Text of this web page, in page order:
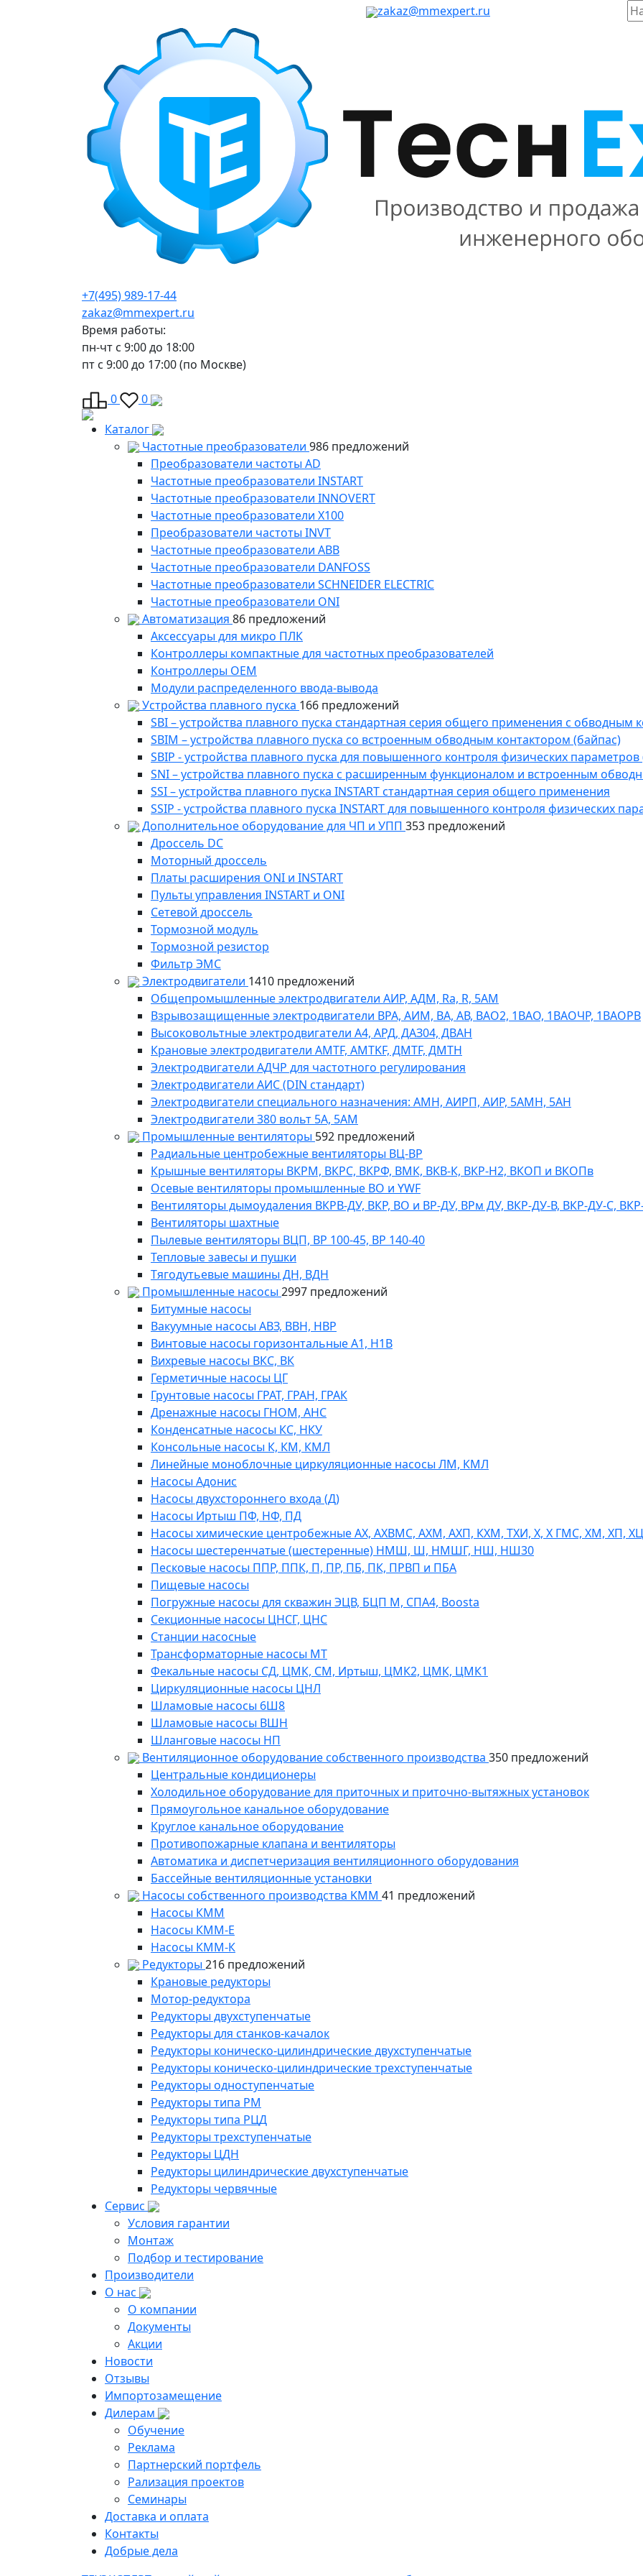
zakaz@mmexpert.ru
+7(495) 989-17-44
zakaz@mmexpert.ru
Время работы:
пн-чт с 9:00 до 18:00
пт с 9:00 до 17:00 (по Москве)
0
0
Каталог
Частотные преобразователи 986 предложений
Преобразователи частоты AD
Частотные преобразователи INSTART
Частотные преобразователи INNOVERT
Частотные преобразователи Х100
Преобразователи частоты INVT
Частотные преобразователи ABB
Частотные преобразователи DANFOSS
Частотные преобразователи SCHNEIDER ELECTRIC
Частотные преобразователи ONI
Автоматизация 86 предложений
Аксессуары для микро ПЛК
Контроллеры компактные для частотных преобразователей
Контроллеры ОЕМ
Модули распределенного ввода-вывода
Устройства плавного пуска 166 предложений
SBI – устройства плавного пуска стандартная серия общего применения с обводным
SBIM – устройства плавного пуска со встроенным обводным контактором (байпас)
SBIP - устройства плавного пуска для повышенного контроля физических
SNI – устройства плавного пуска с расширенным функционалом и встроенным
SSI – устройства плавного пуска INSTART стандартная серия общего применения
SSIP - устройства плавного пуска INSTART для повышенного контроля физических
Дополнительное оборудование для ЧП и УПП 353 предложений
Дроссель DC
Моторный дроссель
Платы расширения ONI и INSTART
Пульты управления INSTART и ONI
Сетевой дроссель
Тормозной модуль
Тормозной резистор
Фильтр ЭМС
Электродвигатели 1410 предложений
Общепромышленные электродвигатели АИР, АДМ, Ra, R, 5AM
Взрывозащищенные электродвигатели ВРА, АИМ, ВА, АВ, ВАO2, 1ВАО, 1ВАОЧР, 1ВАОРВ
Высоковольтные электродвигатели A4, АРД, ДАЗ04, ДВАН
Крановые электродвигатели AMTF, AMTKF, ДMTF, ДМТН
Электродвигатели АДЧР для частотного регулирования
Электродвигатели АИС (DIN стандарт)
Электродвигатели специального назначения: АМН, АИРП, АИР, 5АМН, 5АН
Электродвигатели 380 вольт 5А, 5АМ
Промышленные вентиляторы 592 предложений
Радиальные центробежные вентиляторы ВЦ-ВР
Крышные вентиляторы ВКРМ, ВКРС, ВКРФ, ВМК, ВКВ-К, ВКР-Н2, ВКОП и ВКОПв
Осевые вентиляторы промышленные ВО и YWF
Вентиляторы дымоудаления ВКРВ-ДУ, ВКР, ВО и ВР-ДУ, ВРм ДУ, ВКР-ДУ-В, ВКР-ДУ-С,
Вентиляторы шахтные
Пылевые вентиляторы ВЦП, ВР 100-45, ВР 140-40
Тепловые завесы и пушки
Тягодутьевые машины ДН, ВДН
Промышленные насосы 2997 предложений
Битумные насосы
Вакуумные насосы АВЗ, ВВН, НВР
Винтовые насосы горизонтальные А1, Н1В
Вихревые насосы ВКС, ВК
Герметичные насосы ЦГ
Грунтовые насосы ГРАТ, ГРАН, ГРАК
Дренажные насосы ГНОМ, АНС
Конденсатные насосы КС, НКУ
Консольные насосы К, КМ, КМЛ
Линейные моноблочные циркуляционные насосы ЛМ, КМЛ
Насосы Адонис
Насосы двухстороннего входа (Д)
Насосы Иртыш ПФ, НФ, ПД
Насосы химические центробежные АХ, АХВМС, АХМ, АХП, КХМ, ТХИ, Х, Х ГМС, ХМ, ХП,
Насосы шестеренчатые (шестеренные) НМШ, Ш, НМШГ, НШ, НШ30
Песковые насосы ППР, ППК, П, ПР, ПБ, ПК, ПРВП и ПБА
Пищевые насосы
Погружные насосы для скважин ЭЦВ, БЦП М, СПА4, Boosta
Секционные насосы ЦНСГ, ЦНС
Станции насосные
Трансформаторные насосы МТ
Фекальные насосы СД, ЦМК, СМ, Иртыш, ЦМК2, ЦМК, ЦМК1
Циркуляционные насосы ЦНЛ
Шламовые насосы 6Ш8
Шламовые насосы ВШН
Шланговые насосы НП
Вентиляционное оборудование собственного производства 350 предложений
Центральные кондиционеры
Холодильное оборудование для приточных и приточно-вытяжных установок
Прямоугольное канальное оборудование
Круглое канальное оборудование
Противопожарные клапана и вентиляторы
Автоматика и диспетчеризация вентиляционного оборудования
Бассейные вентиляционные установки
Насосы собственного производства KMM 41 предложений
Насосы КММ
Насосы КММ-Е
Насосы КММ-К
Редукторы 216 предложений
Крановые редукторы
Мотор-редуктора
Редукторы двухступенчатые
Редукторы для станков-качалок
Редукторы коническо-цилиндрические двухступенчатые
Редукторы коническо-цилиндрические трехступенчатые
Редукторы одноступенчатые
Редукторы типа РМ
Редукторы типа РЦД
Редукторы трехступенчатые
Редукторы ЦДН
Редукторы цилиндрические двухступенчатые
Редукторы червячные
Сервис
Условия гарантии
Монтаж
Подбор и тестирование
Производители
О нас
О компании
Документы
Акции
Новости
Отзывы
Импортозамещение
Дилерам
Обучение
Реклама
Партнерский портфель
Рализация проектов
Семинары
Доставка и оплата
Контакты
Добрые дела